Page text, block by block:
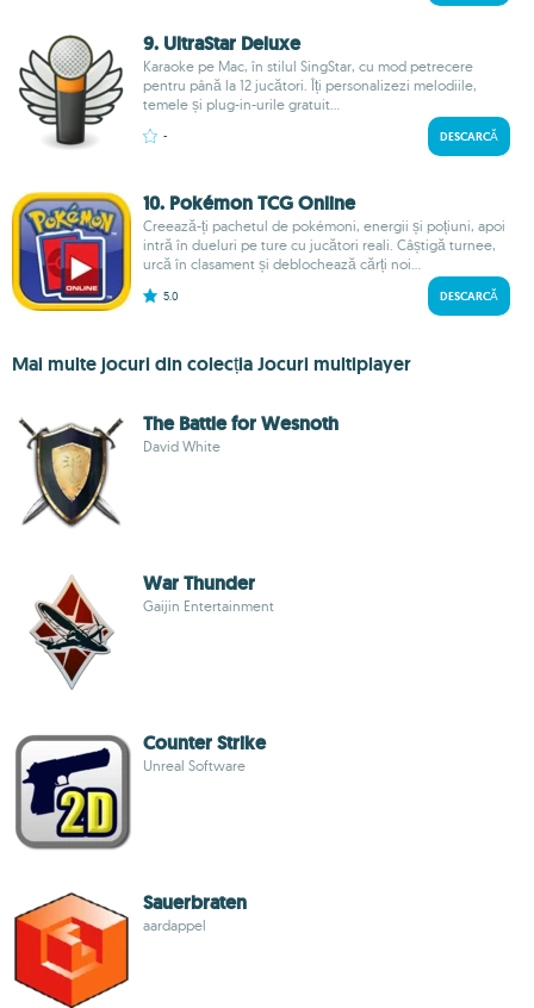
9. UltraStar Deluxe
Karaoke pe Mac, în stilul SingStar, cu mod petrecere
pentru până la 12 jucători. Îți personalizezi melodiile,
temele și plug-in-urile gratuit...
- DESCARCĂ
10. Pokémon TCG Online
Creează-ți pachetul de pokémoni, energii și poțiuni, apoi
intră în dueluri pe ture cu jucători reali. Câștigă turnee,
urcă în clasament și deblochează cărți noi...
5.0 DESCARCĂ
Mai multe jocuri din colecția Jocuri multiplayer
The Battle for Wesnoth
David White
War Thunder
Gaijin Entertainment
Counter Strike
Unreal Software
Sauerbraten
aardappel